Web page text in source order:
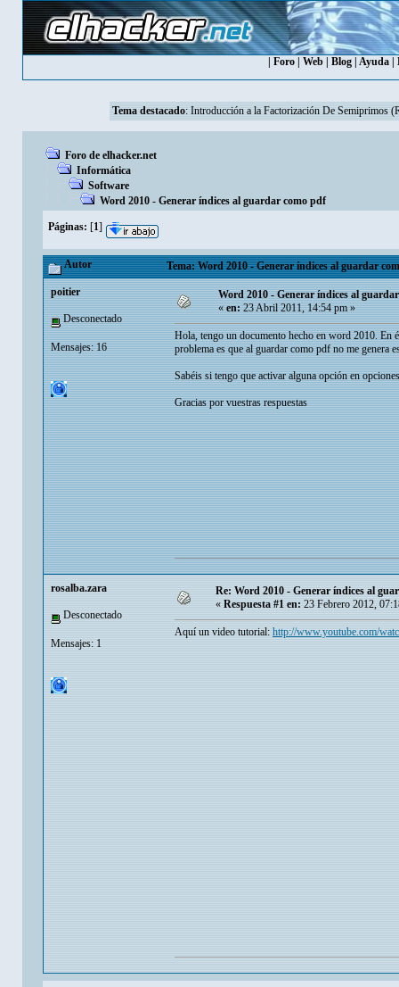
Foro Web Blog Ayuda
Tema destacado: Introducción a la Factorización De Semiprimos
Foro de elhacker.net
Informática
Software
Word 2010 - Generar índices al guardar como pdf
Páginas: [1]
Autor Tema: Word 2010 - Generar índices al guardar
poitier
Desconectado
Mensajes: 16
Word 2010 - Generar índices al
«en:23 Abril 2011, 14:54 pm »
Hola, tengo un documento hecho en word 2010. En
problema es que al guardar como pdf no me genera
Sabéis si tengo que activar alguna opción en
Gracias por vuestras respuestas
rosalba.zara
Desconectado
Mensajes: 1
Re: Word 2010 - Generar índices al
« Respuesta #1 en: 23 Febrero 2012,
Aquí un video tutorial: http://www.youtube.com/